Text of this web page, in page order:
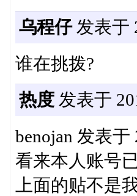
乌程仔发表于
谁在挑拨?
热度发表于
benojan 发表于
看来本人账号
上面的贴不是